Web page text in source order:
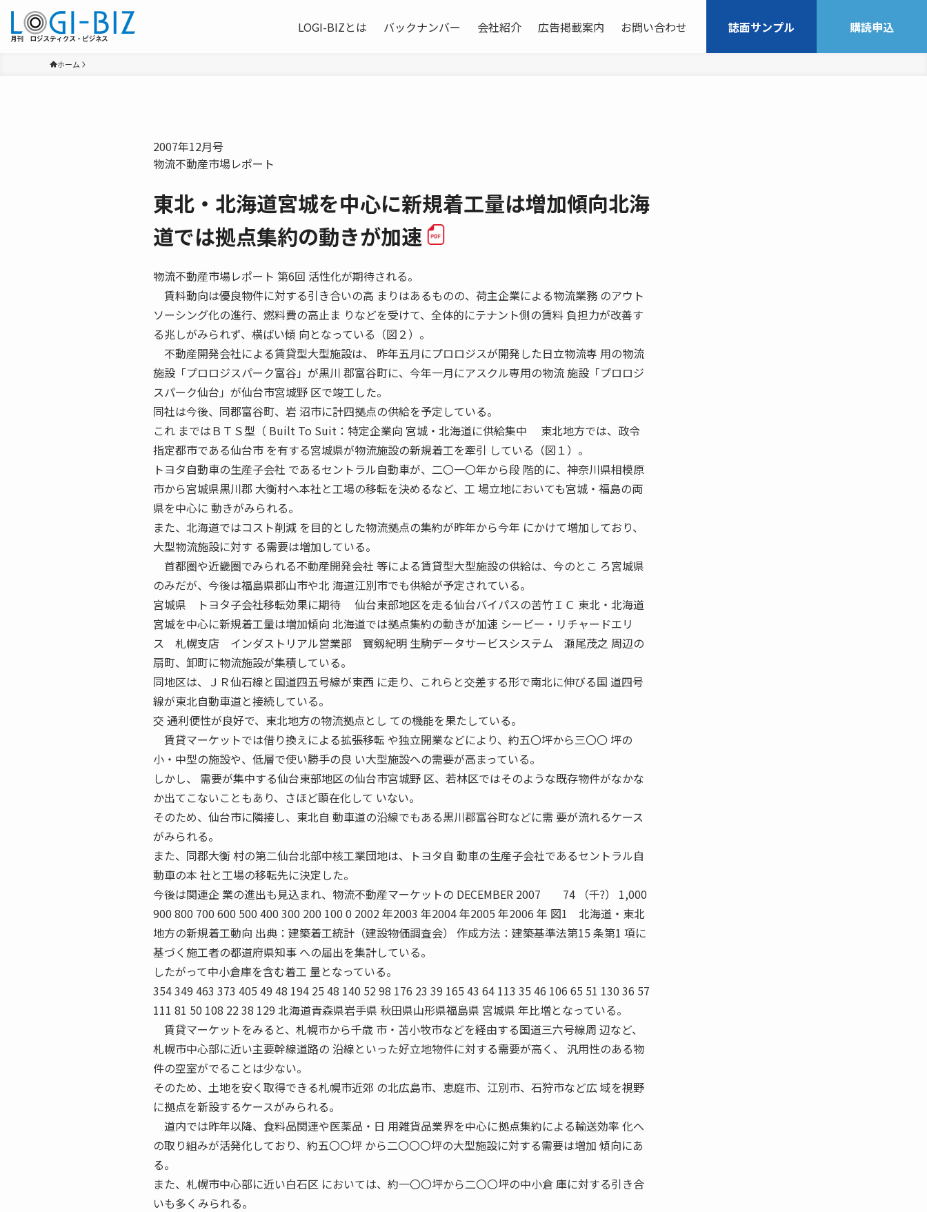
LOGI-BIZとは バックナンバー 会社紹介 広告掲載案内 お問い合わせ 誌面サンプル 購読申込
ホーム
2007年12月号
物流不動産市場レポート
東北・北海道宮城を中心に新規着工量は増加傾向北海
道では拠点集約の動きが加速
物流不動産市場レポート 第6回 活性化が期待される。
賃料動向は優良物件に対する引き合いの高 まりはあるものの、荷主企業による物流業務 のアウト
ソーシング化の進行、燃料費の高止ま りなどを受けて、全体的にテナント側の賃料 負担力が改善す
る兆しがみられず、横ばい傾 向となっている（図２）。
不動産開発会社による賃貸型大型施設は、 昨年五月にプロロジスが開発した日立物流専 用の物流
施設「プロロジスパーク富谷」が黒川 郡富谷町に、今年一月にアスクル専用の物流 施設「プロロジ
スパーク仙台」が仙台市宮城野 区で竣工した。
同社は今後、同郡富谷町、岩 沼市に計四拠点の供給を予定している。
これ まではＢＴＳ型（ Built To Suit：特定企業向 宮城・北海道に供給集中 東北地方では、政令
指定都市である仙台市 を有する宮城県が物流施設の新規着工を牽引 している（図１）。
トヨタ自動車の生産子会社 であるセントラル自動車が、二〇一〇年から段 階的に、神奈川県相模原
市から宮城県黒川郡 大衡村へ本社と工場の移転を決めるなど、工 場立地においても宮城・福島の両
県を中心に 動きがみられる。
また、北海道ではコスト削減 を目的とした物流拠点の集約が昨年から今年 にかけて増加しており、
大型物流施設に対す る需要は増加している。
首都圏や近畿圏でみられる不動産開発会社 等による賃貸型大型施設の供給は、今のとこ ろ宮城県
のみだが、今後は福島県郡山市や北 海道江別市でも供給が予定されている。
宮城県 トヨタ子会社移転効果に期待 仙台東部地区を走る仙台バイパスの苦竹ＩＣ 東北・北海道
宮城を中心に新規着工量は増加傾向 北海道では拠点集約の動きが加速 シービー・リチャードエリ
ス 札幌支店 インダストリアル営業部 寶剱紀明 生駒データサービスシステム 瀬尾茂之 周辺の
扇町、卸町に物流施設が集積している。
同地区は、ＪＲ仙石線と国道四五号線が東西 に走り、これらと交差する形で南北に伸びる国 道四号
線が東北自動車道と接続している。
交 通利便性が良好で、東北地方の物流拠点とし ての機能を果たしている。
賃貸マーケットでは借り換えによる拡張移転 や独立開業などにより、約五〇坪から三〇〇 坪の
小・中型の施設や、低層で使い勝手の良 い大型施設への需要が高まっている。
しかし、 需要が集中する仙台東部地区の仙台市宮城野 区、若林区ではそのような既存物件がなかな
か出てこないこともあり、さほど顕在化して いない。
そのため、仙台市に隣接し、東北自 動車道の沿線でもある黒川郡富谷町などに需 要が流れるケース
がみられる。
また、同郡大衡 村の第二仙台北部中核工業団地は、トヨタ自 動車の生産子会社であるセントラル自
動車の本 社と工場の移転先に決定した。
今後は関連企 業の進出も見込まれ、物流不動産マーケットの DECEMBER 2007 74 （千?） 1,000
900 800 700 600 500 400 300 200 100 0 2002 年2003 年2004 年2005 年2006 年 図1 北海道・東北
地方の新規着工動向 出典：建築着工統計（建設物価調査会） 作成方法：建築基準法第15 条第1 項に
基づく施工者の都道府県知事 への届出を集計している。
したがって中小倉庫を含む着工 量となっている。
354 349 463 373 405 49 48 194 25 48 140 52 98 176 23 39 165 43 64 113 35 46 106 65 51 130 36 57
111 81 50 108 22 38 129 北海道青森県岩手県 秋田県山形県福島県 宮城県 年比増となっている。
賃貸マーケットをみると、札幌市から千歳 市・苫小牧市などを経由する国道三六号線周 辺など、
札幌市中心部に近い主要幹線道路の 沿線といった好立地物件に対する需要が高く、 汎用性のある物
件の空室がでることは少ない。
そのため、土地を安く取得できる札幌市近郊 の北広島市、恵庭市、江別市、石狩市など広 域を視野
に拠点を新設するケースがみられる。
道内では昨年以降、食料品関連や医薬品・日 用雑貨品業界を中心に拠点集約による輸送効率 化へ
の取り組みが活発化しており、約五〇〇坪 から二〇〇〇坪の大型施設に対する需要は増加 傾向にあ
る。
また、札幌市中心部に近い白石区 においては、約一〇〇坪から二〇〇坪の中小倉 庫に対する引き合
いも多くみられる。